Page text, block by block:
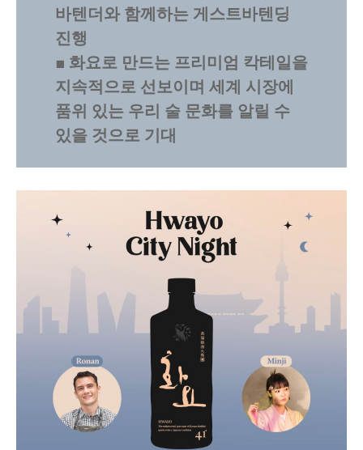
바텐더와 함께하는 게스트바텐딩
진행
■ 화요로 만드는 프리미엄 칵테일을
지속적으로 선보이며 세계 시장에
품위 있는 우리 술 문화를 알릴 수
있을 것으로 기대